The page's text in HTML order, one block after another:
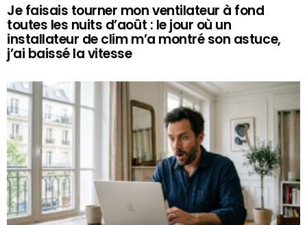
Je faisais tourner mon ventilateur à fond
toutes les nuits d’août : le jour où un
installateur de clim m’a montré son astuce,
j’ai baissé la vitesse